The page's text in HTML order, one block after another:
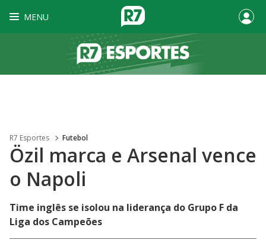
MENU
R7 Esportes Futebol
Özil marca e Arsenal vence
o Napoli
Time inglês se isolou na liderança do Grupo F da
Liga dos Campeões